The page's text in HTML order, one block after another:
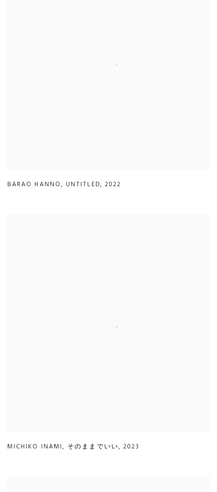
BARAO HANNO, UNTITLED, 2022
MICHIKO INAMI, そのままでいい, 2023